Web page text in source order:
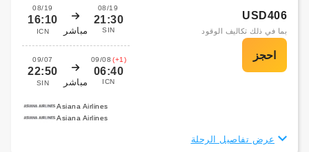
08/19
16:10
ICN مباشر
08/19
21:30
SIN
09/07
22:50
SIN مباشر
09/08 (+1)
06:40
ICN
USD406
بما في ذلك تكاليف الوقود
Asiana Airlines
Asiana Airlines
عرض تفاصيل الرحلة